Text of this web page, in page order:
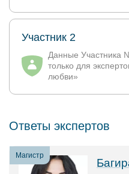
Участник 2
Данные Участника
только для
любви»
Ответы экспертов
Магистр